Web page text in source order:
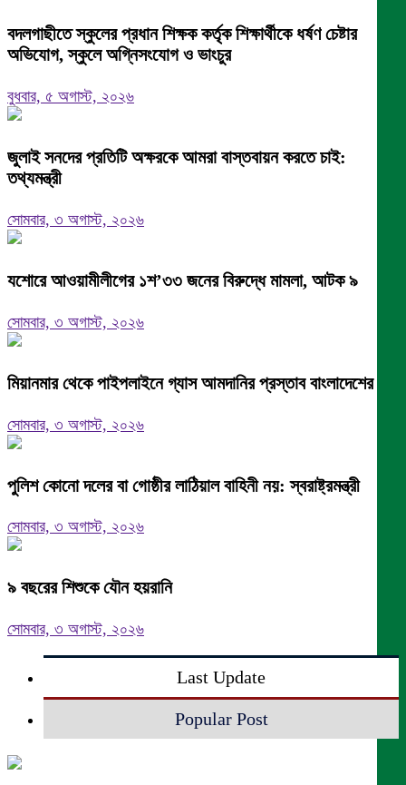
বদলগাছীতে স্কুলের প্রধান শিক্ষক কর্তৃক শিক্ষার্থীকে ধর্ষণ চেষ্টার
অভিযোগ, স্কুলে অগ্নিসংযোগ ও ভাংচুর
বুধবার, ৫ অগাস্ট, ২০২৬
জুলাই সনদের প্রতিটি অক্ষরকে আমরা বাস্তবায়ন করতে চাই:
তথ্যমন্ত্রী
সোমবার, ৩ অগাস্ট, ২০২৬
যশোরে আওয়ামীলীগের ১শ’৩৩ জনের বিরুদ্ধে মামলা, আটক ৯
সোমবার, ৩ অগাস্ট, ২০২৬
মিয়ানমার থেকে পাইপলাইনে গ্যাস আমদানির প্রস্তাব বাংলাদেশের
সোমবার, ৩ অগাস্ট, ২০২৬
পুলিশ কোনো দলের বা গোষ্ঠীর লাঠিয়াল বাহিনী নয়: স্বরাষ্ট্রমন্ত্রী
সোমবার, ৩ অগাস্ট, ২০২৬
৯ বছরের শিশুকে যৌন হয়রানি
সোমবার, ৩ অগাস্ট, ২০২৬
Last Update
Popular Post